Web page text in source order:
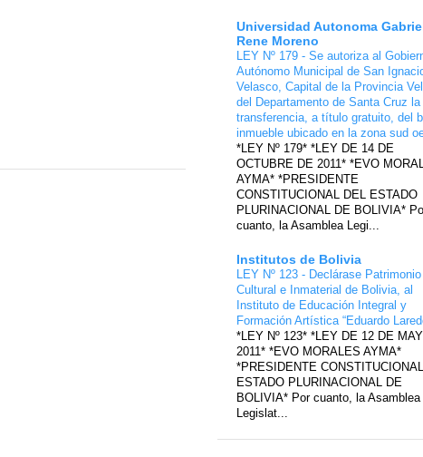
Universidad Autonoma
Rene Moreno
LEY Nº 179 - Se autoriza al
Autónomo Municipal de San
Velasco, Capital de la Provincia
del Departamento de Santa Cruz la
transferencia, a título gratuito, del
inmueble ubicado en la zona sud
*LEY Nº 179* *LEY DE 14 DE
OCTUBRE DE 2011* *EVO
AYMA* *PRESIDENTE
CONSTITUCIONAL DEL ESTADO
PLURINACIONAL DE BOLIVIA*
cuanto, la Asamblea Legi...
Institutos de Bolivia
LEY Nº 123 - Declárase Patrimonio
Cultural e Inmaterial de Bolivia, al
Instituto de Educación Integral y
Formación Artística “Eduardo
*LEY Nº 123* *LEY DE 12 DE
2011* *EVO MORALES AYMA*
*PRESIDENTE
ESTADO PLURINACIONAL DE
BOLIVIA* Por cuanto, la Asamblea
Legislat...